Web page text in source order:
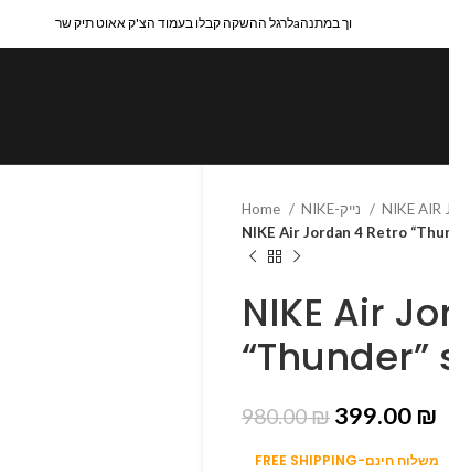
לרגל ההשקה קבלו בעמוד הצ'ק אאוט תיק שרaוך במתנה
Home
NIKE AIR
NIKE Air Jordan 4 Retro
NIKE Air
980.00₪ 399.00 ₪
FREE SHIPPING-משלוח חינם